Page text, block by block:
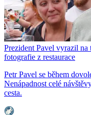
Prezident Pavel vyrazil
fotografie z restaurace
Petr Pavel se během
Nenápadnost celé
cesta.